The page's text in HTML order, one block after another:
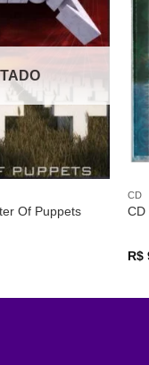
Adicionar
a lista de
desejos
Of Puppets
CD
CD
R$